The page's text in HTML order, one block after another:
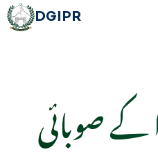
DGIPR
کے صوبائی